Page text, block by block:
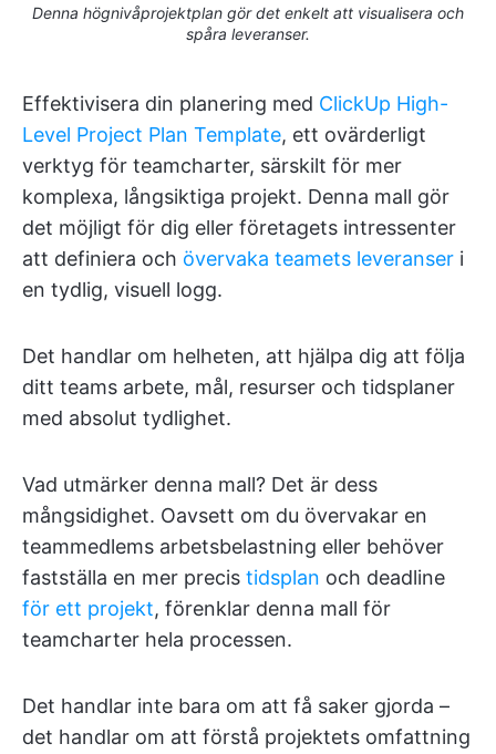
Denna högnivåprojektplan gör det enkelt att visualisera och
spåra leveranser.
Effektivisera din planering med ClickUp High-
Level Project Plan Template, ett ovärderligt
verktyg för teamcharter, särskilt för mer
komplexa, långsiktiga projekt. Denna mall gör
det möjligt för dig eller företagets intressenter
att definiera och övervaka teamets leveranser i
en tydlig, visuell logg.
Det handlar om helheten, att hjälpa dig att följa
ditt teams arbete, mål, resurser och tidsplaner
med absolut tydlighet.
Vad utmärker denna mall? Det är dess
mångsidighet. Oavsett om du övervakar en
teammedlems arbetsbelastning eller behöver
fastställa en mer precis tidsplan och deadline
för ett projekt, förenklar denna mall för
teamcharter hela processen.
Det handlar inte bara om att få saker gjorda –
det handlar om att förstå projektets omfattning